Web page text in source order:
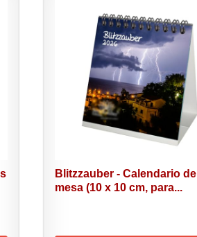
Blitzzauber - Calendario de
mesa (10 x 10 cm, para...